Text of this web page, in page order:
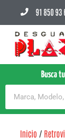
91 850 93
Busca
Inicio /